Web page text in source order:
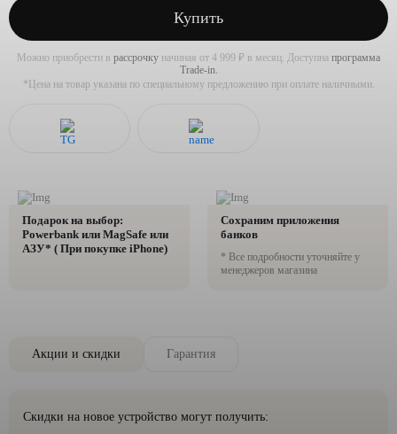
Купить
Можно приобрести в рассрочку начиная от 4 999 ₽ в месяц. Доступна программа
Trade-in.
*Цена на товар указана по специальному предложению при оплате наличными.
Подарок на выбор:
Powerbank или MagSafe или
AЗУ* ( При покупке iPhone)
Сохраним приложения
банков
* Все подробности уточняйте у
менеджеров магазина
Акции и скидки Гарантия
Скидки на новое устройство могут получить: